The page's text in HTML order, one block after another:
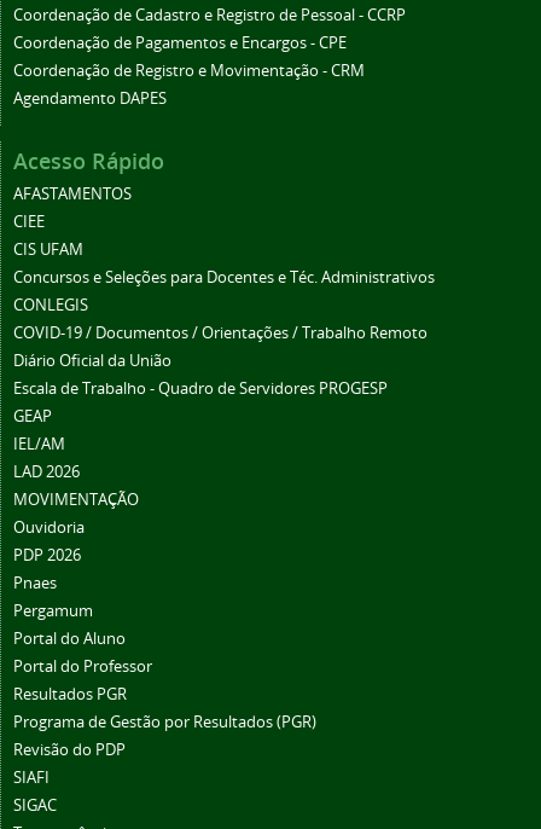
Coordenação de Cadastro e Registro de Pessoal - CCRP
Coordenação de Pagamentos e Encargos - CPE
Coordenação de Registro e Movimentação - CRM
Agendamento DAPES
Acesso Rápido
AFASTAMENTOS
CIEE
CIS UFAM
Concursos e Seleções para Docentes e Téc. Administrativos
CONLEGIS
COVID-19 / Documentos / Orientações / Trabalho Remoto
Diário Oficial da União
Escala de Trabalho - Quadro de Servidores PROGESP
GEAP
IEL/AM
LAD 2026
MOVIMENTAÇÃO
Ouvidoria
PDP 2026
Pnaes
Pergamum
Portal do Aluno
Portal do Professor
Resultados PGR
Programa de Gestão por Resultados (PGR)
Revisão do PDP
SIAFI
SIGAC